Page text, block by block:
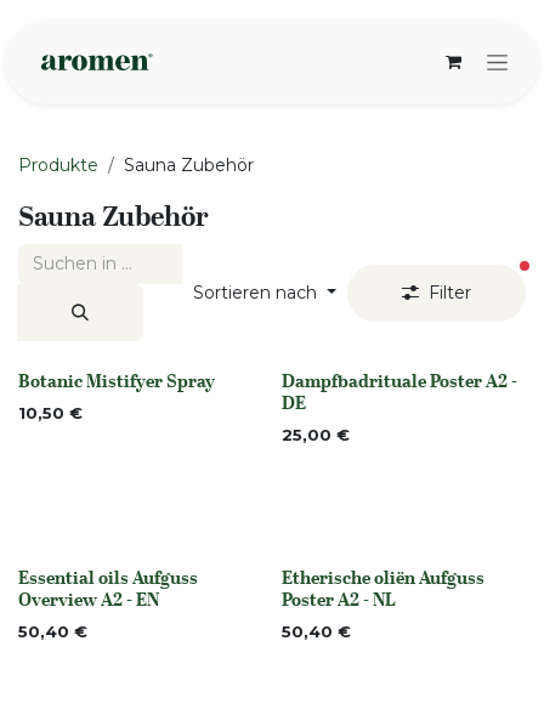
Produkte Sauna Zubehör
Sauna Zubehör
Sortieren nach Filter
None
Botanic Mistifyer Spray
10,50 € None
Dampfbadrituale Poster A2 -
DE
25,00 €
None
Essential oils Aufguss
Overview A2 - EN
50,40 €
None
Etherische oliën Aufguss
Poster A2 - NL
50,40 €